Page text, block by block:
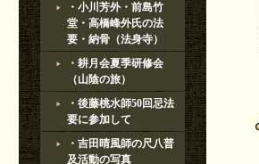
・小川芳外・前島竹
堂・高橋峰外氏の法
要・納骨（法身寺）
・耕月会夏季研修会
（山陰の旅）
・後藤桃水師50回忌法
要に参加して
・吉田晴風師の尺八普
及活動の写真